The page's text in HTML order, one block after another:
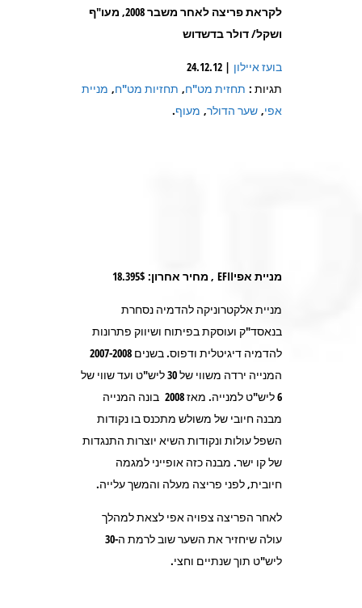
לקראת פריצה לאחר משבר 2008, מעו"ף
ושקל/ דולר בדשדוש
בועז איילון | 24.12.12
תגיות : תחזית מט"ח, תחזיות מט"ח, מניית
אפי, שער הדולר, מעוף.
מניית אפיEFII , מחיר אחרון: 18.395$
מניית אלקטרוניקה להדמיה נסחרת
בנאסד"ק ועוסקת בפיתוח ושיווק פתרונות
להדמיה דיגיטלית ודפוס. בשנים 2007-2008
המנייה ירדה משווי של 30 ליש"ט ועד שווי של
6 ליש"ט למנייה. מאז 2008 בונה המנייה
מבנה חיובי של משולש מתכנס בו נקודות
השפל עולות ונקודות השיא יוצרות התנגדות
של קו ישר. מבנה כזה אופייני למגמה
חיובית, לפני פריצה מעלה והמשך עלייה.
לאחר הפריצה צפויה אפי לצאת למהלך
עולה שיחזיר את השער שוב לרמת ה-30
ליש"ט תוך שנתיים וחצי.